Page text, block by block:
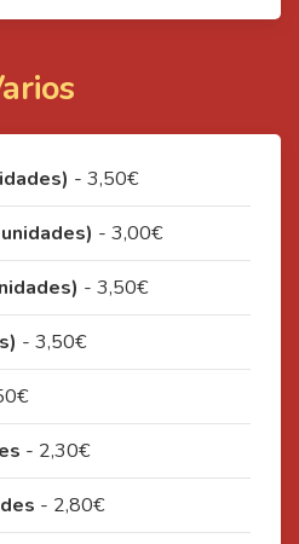
- 3,50€
- 3,00€
- 3,50€
- 3,50€
- 2,30€
- 2,80€